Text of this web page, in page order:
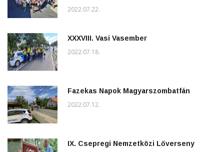
2022.07.22.
XXXVIII. Vasi Vasember
2022.07.18.
Fazekas Napok Magyarszombatfán
2022.07.12.
IX. Csepregi Nemzetközi Lőverseny